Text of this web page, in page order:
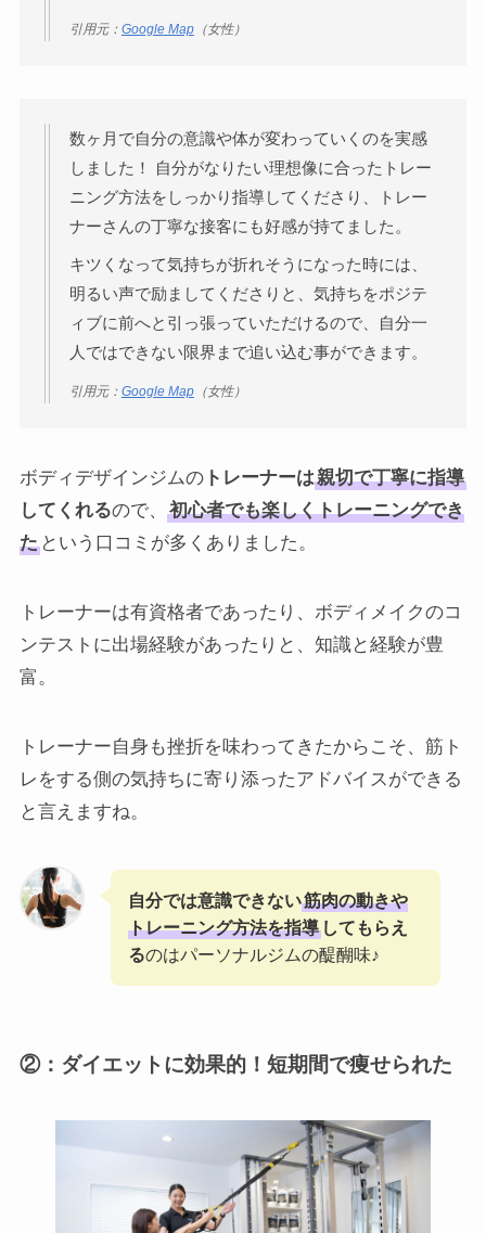
引用元： Google Map（女性）
数ヶ月で自分の意識や体が変わっていくのを実感
しました！ 自分がなりたい理想像に合ったトレー
ニング方法をしっかり指導してくださり、トレー
ナーさんの丁寧な接客にも好感が持てました。
キツくなって気持ちが折れそうになった時には、
明るい声で励ましてくださりと、気持ちをポジテ
ィブに前へと引っ張っていただけるので、自分一
人ではできない限界まで追い込む事ができます。
引用元： Google Map（女性）
ボディデザインジムのトレーナーは親切で丁寧に指導
してくれるので、
初心者でも楽しくトレーニングでき
たという口コミが多くありました。
トレーナーは有資格者であったり、ボディメイクのコ
ンテストに出場経験があったりと、知識と経験が豊
富。
トレーナー自身も挫折を味わってきたからこそ、筋ト
レをする側の気持ちに寄り添ったアドバイスができる
と言えますね。
自分では意識できない筋肉の動きや
トレーニング方法を指導 してもらえ
るのはパーソナルジムの醍醐味♪
②：ダイエットに効果的！短期間で痩せられた